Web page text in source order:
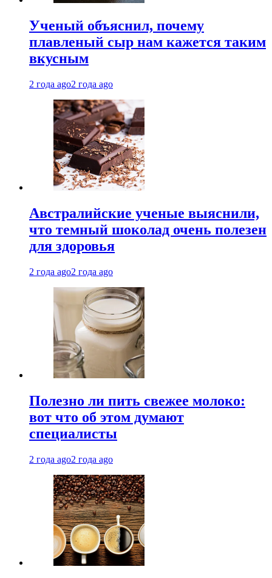
Ученый объяснил, почему
плавленый сыр нам кажется таким
вкусным
2 года ago2 года ago
Австралийские ученые выяснили,
что темный шоколад очень полезен
для здоровья
2 года ago2 года ago
Полезно ли пить свежее молоко:
вот что об этом думают
специалисты
2 года ago2 года ago